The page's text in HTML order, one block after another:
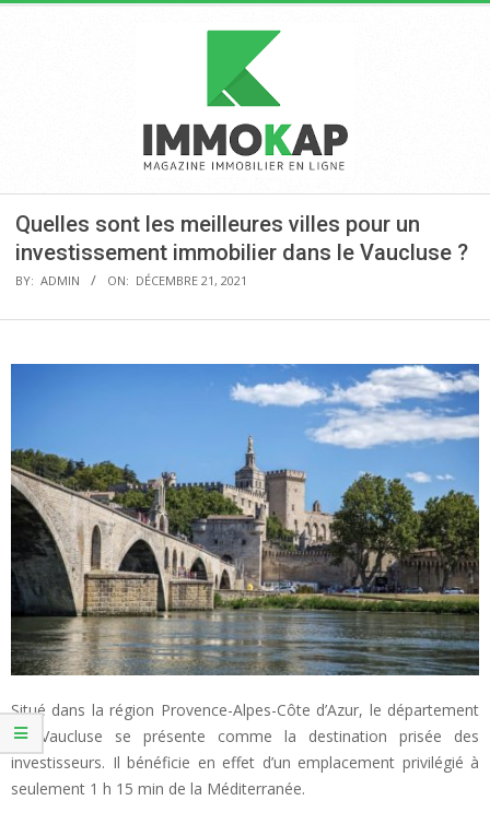
IMMOKAP
Navigation
Menu
Quelles sont les meilleures villes pour un
investissement immobilier dans le Vaucluse ?
BY: ADMIN ON: DÉCEMBRE 21, 2021
Situé dans la région Provence-Alpes-Côte d’Azur, le département
de Vaucluse se présente comme la destination prisée des
investisseurs. Il bénéficie en effet d’un emplacement privilégié à
seulement 1 h 15 min de la Méditerranée.